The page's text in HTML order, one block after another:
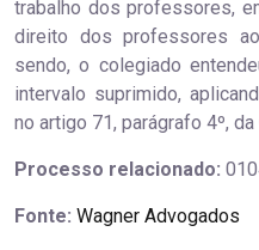
trabalho dos professores,
direito dos professores
sendo, o colegiado
intervalo suprimido,
no artigo 71, parágrafo 4º, da
Processo relacionado:
Fonte: Wagner Advogados